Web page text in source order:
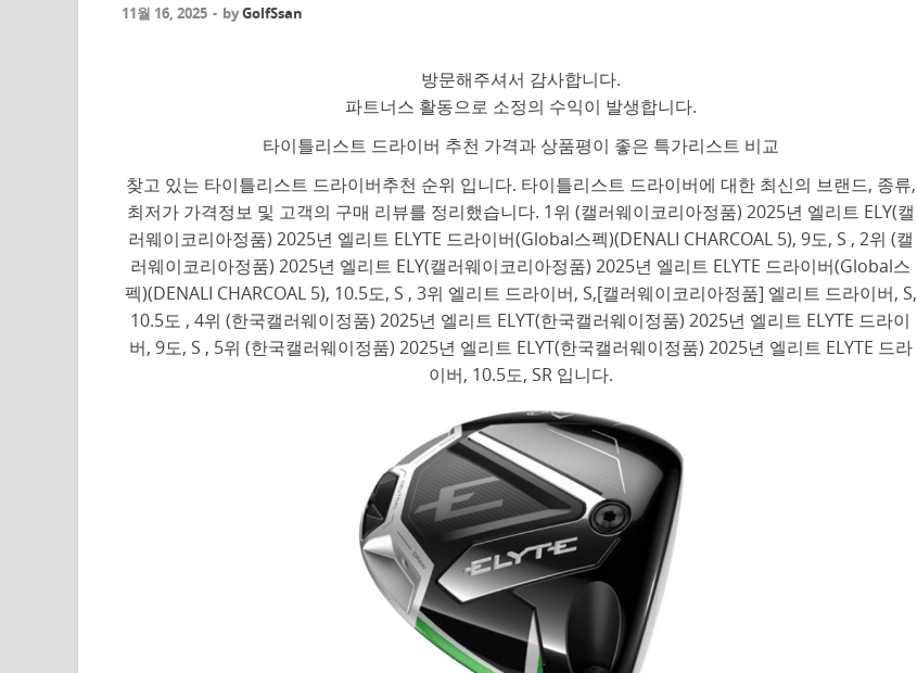
11월 16, 2025 - byGolfSsan
방문해주셔서 감사합니다.
파트너스 활동으로 소정의 수익이 발생합니다.
타이틀리스트 드라이버 추천 가격과 상품평이 좋은 특가리스트 비교
찾고 있는 타이틀리스트 드라이버추천 순위 입니다. 타이틀리스트 드라이버에 대한 최신의 브랜드, 종류,
최저가 가격정보 및 고객의 구매 리뷰를 정리했습니다. 1위 (캘러웨이코리아정품) 2025년 엘리트 ELY(캘
러웨이코리아정품) 2025년 엘리트 ELYTE 드라이버(Global스펙)(DENALI CHARCOAL 5), 9도, S , 2위 (캘
러웨이코리아정품) 2025년 엘리트 ELY(캘러웨이코리아정품) 2025년 엘리트 ELYTE 드라이버(Global스
펙)(DENALI CHARCOAL 5), 10.5도, S , 3위 엘리트 드라이버, S,[캘러웨이코리아정품] 엘리트 드라이버, S,
10.5도 , 4위 (한국캘러웨이정품) 2025년 엘리트 ELYT(한국캘러웨이정품) 2025년 엘리트 ELYTE 드라이
버, 9도, S , 5위 (한국캘러웨이정품) 2025년 엘리트 ELYT(한국캘러웨이정품) 2025년 엘리트 ELYTE 드라
이버, 10.5도, SR 입니다.